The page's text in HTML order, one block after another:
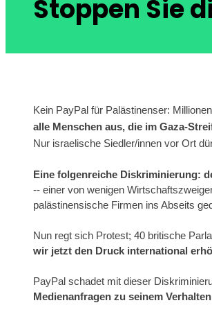
Stoppen Sie
Kein PayPal für Palästinenser:
alle Menschen aus, die im Gaza-
Nur israelische Siedler/innen vor Ort
Eine folgenreiche Diskriminierung:
-- einer von wenigen
palästinensische Firmen ins Abseits
Nun regt sich Protest; 40 britische
wir jetzt den Druck international
PayPal schadet mit dieser
Medienanfragen zu seinem